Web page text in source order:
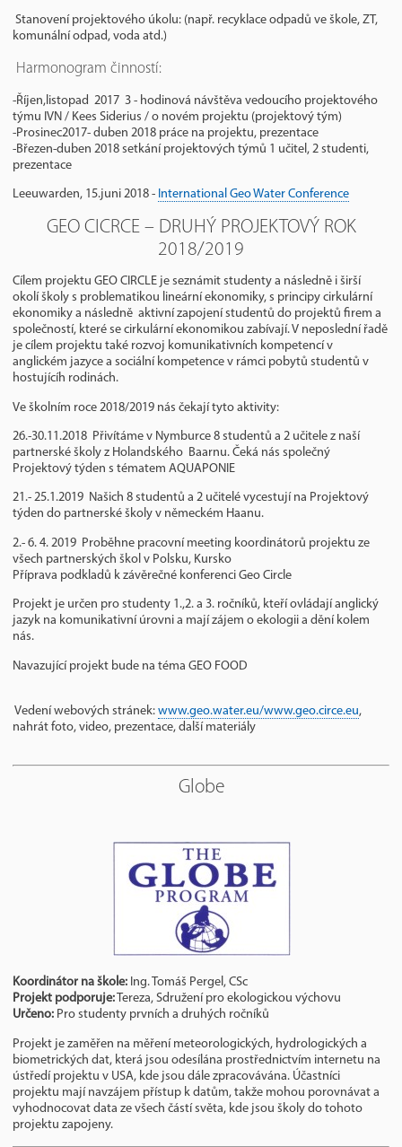
Stanovení projektového úkolu: (např. recyklace odpadů ve škole, ZT,
komunální odpad, voda atd.)
Harmonogram činností:
-Říjen,listopad 2017 3 - hodinová návštěva vedoucího projektového
týmu IVN / Kees Siderius / o novém projektu (projektový tým)
-Prosinec2017- duben 2018 práce na projektu, prezentace
-Březen-duben 2018 setkání projektových týmů 1 učitel, 2 studenti,
prezentace
Leeuwarden, 15.juni 2018 - International Geo Water Conference
GEO CICRCE – DRUHÝ PROJEKTOVÝ ROK
2018/2019
Cílem projektu GEO CIRCLE je seznámit studenty a následně i širší
okolí školy s problematikou lineární ekonomiky, s principy cirkulární
ekonomiky a následně aktivní zapojení studentů do projektů firem a
společností, které se cirkulární ekonomikou zabívají. V neposlední řadě
je cílem projektu také rozvoj komunikativních kompetencí v
anglickém jazyce a sociální kompetence v rámci pobytů studentů v
hostujícíh rodinách.
Ve školním roce 2018/2019 nás čekají tyto aktivity:
26.-30.11.2018 Přivítáme v Nymburce 8 studentů a 2 učitele z naší
partnerské školy z Holandského Baarnu. Čeká nás společný
Projektový týden s tématem AQUAPONIE
21.- 25.1.2019 Našich 8 studentů a 2 učitelé vycestují na Projektový
týden do partnerské školy v německém Haanu.
2.- 6. 4. 2019 Proběhne pracovní meeting koordinátorů projektu ze
všech partnerských škol v Polsku, Kursko
Příprava podkladů k závěrečné konferenci Geo Circle
Projekt je určen pro studenty 1.,2. a 3. ročníků, kteří ovládají anglický
jazyk na komunikativní úrovni a mají zájem o ekologii a dění kolem
nás.
Navazující projekt bude na téma GEO FOOD
Vedení webových stránek:www.geo.water.eu/www.geo.circe.eu,
nahrát foto, video, prezentace, další materiály
Globe
Koordinátor na škole: Ing. Tomáš Pergel, CSc
Projekt podporuje: Tereza, Sdružení pro ekologickou výchovu
Určeno: Pro studenty prvních a druhých ročníků
Projekt je zaměřen na měření meteorologických, hydrologických a
biometrických dat, která jsou odesílána prostřednictvím internetu na
ústředí projektu v USA, kde jsou dále zpracovávána. Účastníci
projektu mají navzájem přístup k datům, takže mohou porovnávat a
vyhodnocovat data ze všech částí světa, kde jsou školy do tohoto
projektu zapojeny.